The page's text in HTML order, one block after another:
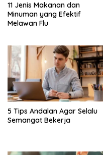
11 Jenis Makanan dan
Minuman yang Efektif
Melawan Flu
5 Tips Andalan Agar Selalu
Semangat Bekerja